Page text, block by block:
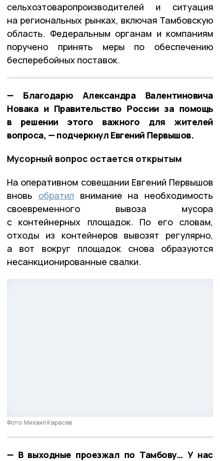
сельхозтоваропроизводителей и ситуация
на региональных рынках, включая Тамбовскую
область. Федеральным органам и компаниям
поручено принять меры по обеспечению
бесперебойных поставок.
— Благодарю Александра Валентиновича
Новака и Правительство России за помощь
в решении этого важного для жителей
вопроса, — подчеркнул Евгений Первышов.
Мусорный вопрос остается открытым
На оперативном совещании Евгений Первышов
вновь обратил внимание на необходимость
своевременного вывоза мусора
с контейнерных площадок. По его словам,
отходы из контейнеров вывозят регулярно,
а вот вокруг площадок снова образуются
несанкционированные свалки.
Фото: Михаил Карасев
— В выходные проезжал по Тамбову… У нас